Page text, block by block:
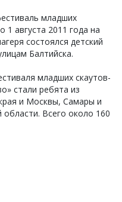
младших
1 августа 2011 года на
состоялся детский
Балтийска.
младших скаутов-
стали ребята из
и Москвы, Самары и
области. Всего около 160